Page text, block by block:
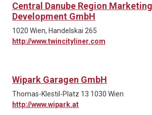
Central Danube Region
Development GmbH
1020 Wien, Handelskai 265
http://www.twincityliner.com
Wipark Garagen GmbH
Thomas-Klestil-Platz 13 1030 Wien
http://www.wipark.at